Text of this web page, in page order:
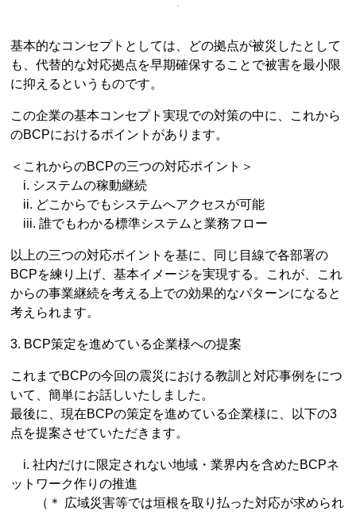
基本的なコンセプトとしては、どの拠点が被災したとして
も、代替的な対応拠点を早期確保することで被害を最小限
に抑えるというものです。
この企業の基本コンセプト実現での対策の中に、これから
のBCPにおけるポイントがあります。
＜これからのBCPの三つの対応ポイント＞
i. システムの稼動継続
ii. どこからでもシステムへアクセスが可能
iii. 誰でもわかる標準システムと業務フロー
以上の三つの対応ポイントを基に、同じ目線で各部署の
BCPを練り上げ、基本イメージを実現する。これが、これ
からの事業継続を考える上での効果的なパターンになると
考えられます。
3. BCP策定を進めている企業様への提案
これまでBCPの今回の震災における教訓と対応事例をにつ
いて、簡単にお話しいたしました。
最後に、現在BCPの策定を進めている企業様に、以下の3
点を提案させていただきます。
i. 社内だけに限定されない地域・業界内を含めたBCPネ
ットワーク作りの推進
（＊ 広域災害等では垣根を取り払った対応が求められ